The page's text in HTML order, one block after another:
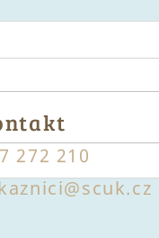
cuket
272 210